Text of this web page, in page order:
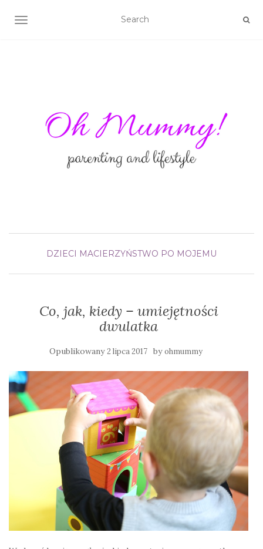
TOGGLE NAVIGATION
DZIECI MACIERZYŃSTWO PO MOJEMU
Co, jak, kiedy – umiejętności
dwulatka
Opublikowany2 lipca 2017 byohmummy